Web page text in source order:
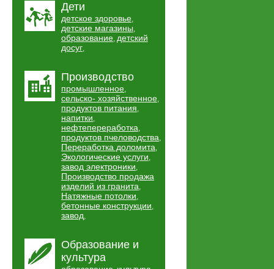
Дети
детское здоровье,
детские магазины,
образование, детский
досуг,
Производство
промышленное,
сельско- хозяйственное,
продуктов питания,
напитки,
нефтепереработка,
продуктов пчеловодства,
Переработка доломита,
Экологические услуги,
завод электроники,
Производство продажа
изделий из гранита,
Натяжные потолки,
бетонные конструкции,
завод,
Образование и
культура